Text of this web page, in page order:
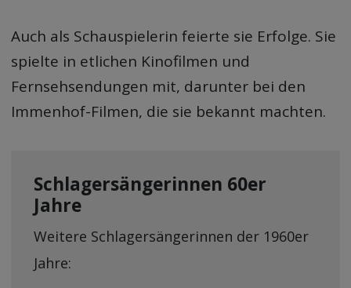
Auch als Schauspielerin feierte sie Erfolge. Sie
spielte in etlichen Kinofilmen und
Fernsehsendungen mit, darunter bei den
Immenhof-Filmen, die sie bekannt machten.
Schlagersängerinnen 60er
Jahre
Weitere Schlagersängerinnen der 1960er
Jahre: